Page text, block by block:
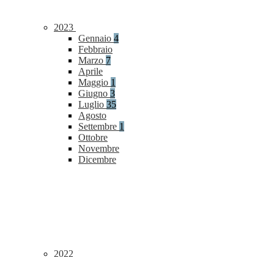
2023
Gennaio 4
Febbraio
Marzo 7
Aprile
Maggio 1
Giugno 3
Luglio 35
Agosto
Settembre 1
Ottobre
Novembre
Dicembre
2022